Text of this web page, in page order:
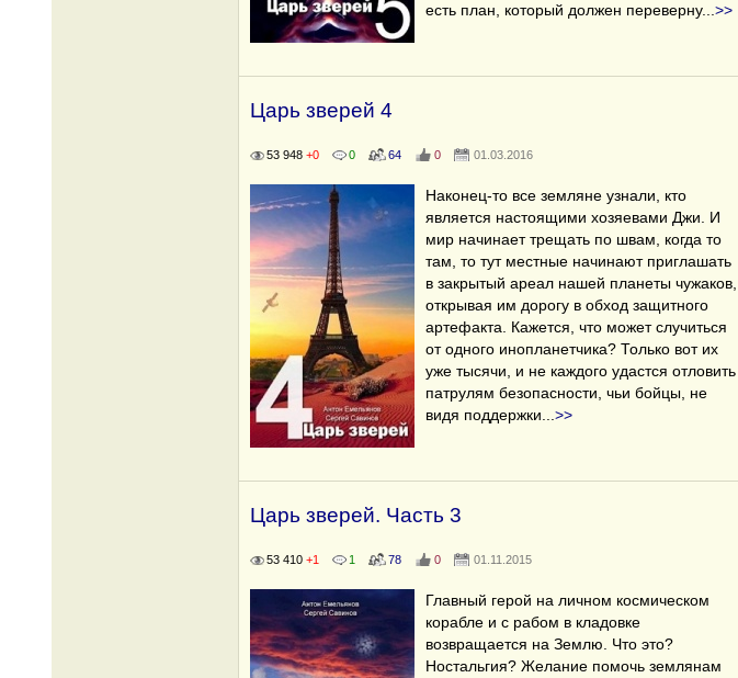
есть план, который должен переверну... >>
Царь зверей 4
53 948 +0 0 64 0 01.03.2016
Наконец-то все земляне узнали, кто
является настоящими хозяевами Джи. И
мир начинает трещать по швам, когда то
там, то тут местные начинают приглашать
в закрытый ареал нашей планеты чужаков,
открывая им дорогу в обход защитного
артефакта. Кажется, что может случиться
от одного инопланетчика? Только вот их
уже тысячи, и не каждого удастся отловить
патрулям безопасности, чьи бойцы, не
видя поддержки
>>
Царь зверей. Часть 3
53 410 +1 1 78 0 01.11.2015
Главный герой на личном космическом
корабле и с рабом в кладовке
возвращается на Землю. Что это?
Ностальгия? Желание помочь землянам